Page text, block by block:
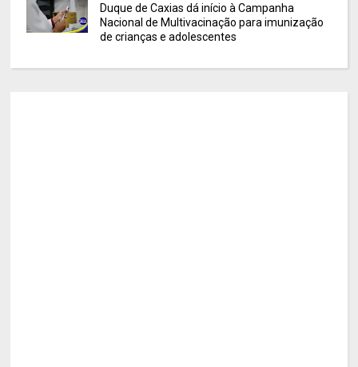
Duque de Caxias dá início à Campanha
Nacional de Multivacinação para imunização
de crianças e adolescentes